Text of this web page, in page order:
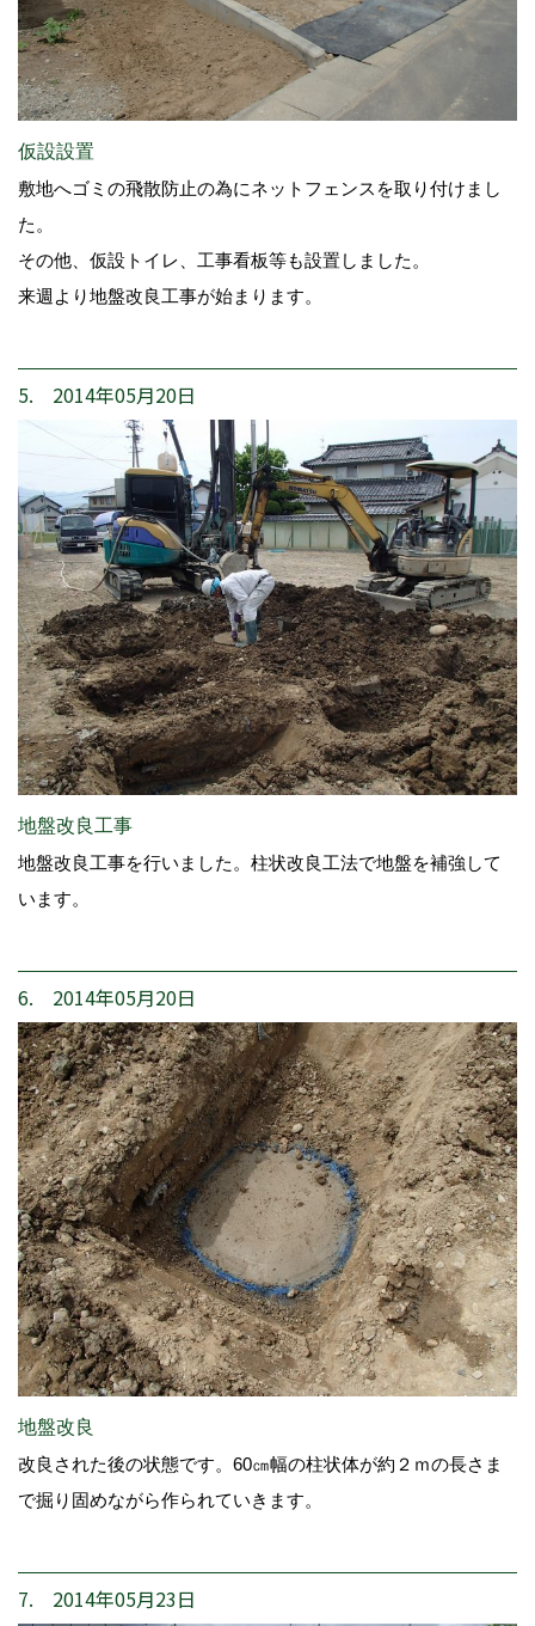
仮設設置
敷地へゴミの飛散防止の為にネットフェンスを取り付けまし
た。
その他、仮設トイレ、工事看板等も設置しました。
来週より地盤改良工事が始まります。
5. 2014年05月20日
地盤改良工事
地盤改良工事を行いました。柱状改良工法で地盤を補強して
います。
6. 2014年05月20日
地盤改良
改良された後の状態です。60㎝幅の柱状体が約２ｍの長さま
で掘り固めながら作られていきます。
7. 2014年05月23日